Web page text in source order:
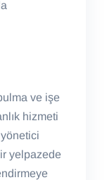
ve işe
hizmeti
yelpazede